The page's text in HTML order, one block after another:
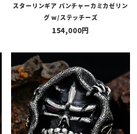
スターリンギア パンチャーカミカゼリン
グ w/ステッチーズ
154,000